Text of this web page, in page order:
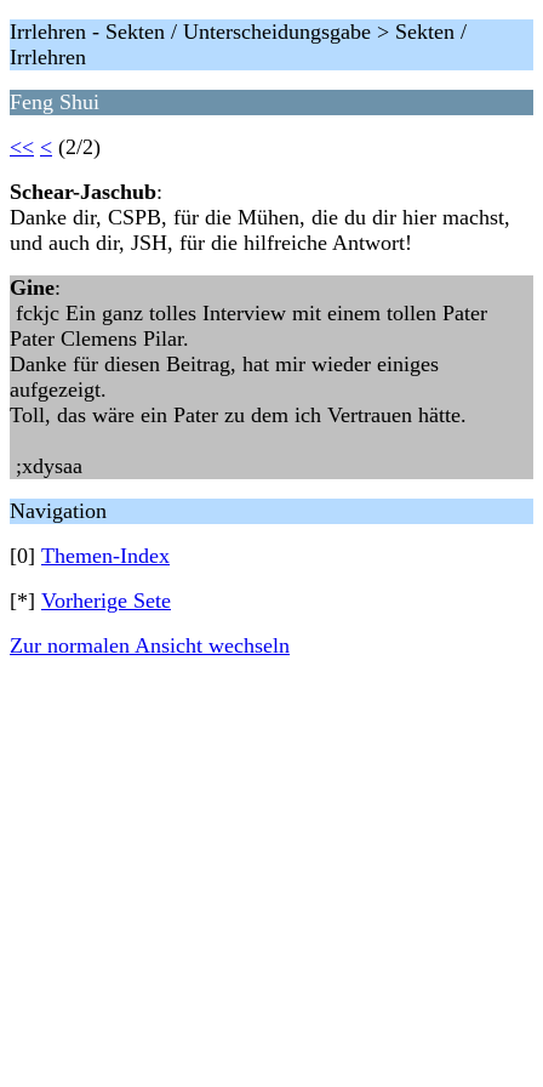
Irrlehren - Sekten / Unterscheidungsgabe > Sekten /
Irrlehren
Feng Shui
<< < (2/2)
Schear-Jaschub:
Danke dir, CSPB, für die Mühen, die du dir hier machst,
und auch dir, JSH, für die hilfreiche Antwort!
Gine:
fckjc Ein ganz tolles Interview mit einem tollen Pater
Pater Clemens Pilar.
Danke für diesen Beitrag, hat mir wieder einiges
aufgezeigt.
Toll, das wäre ein Pater zu dem ich Vertrauen hätte.
;xdysaa
Navigation
[0] Themen-Index
[*] Vorherige Sete
Zur normalen Ansicht wechseln